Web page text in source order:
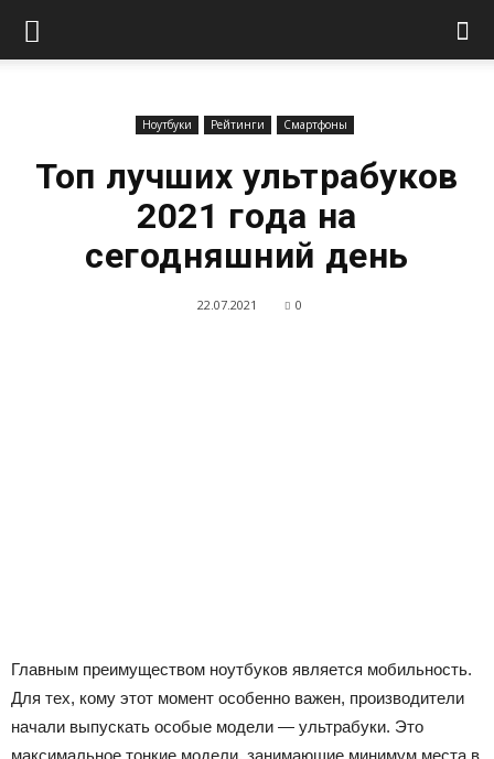
Ноутбуки Рейтинги Смартфоны
Топ лучших ультрабуков
2021 года на
сегодняшний день
22.07.2021 0
Главным преимуществом ноутбуков является мобильность.
Для тех, кому этот момент особенно важен, производители
начали выпускать особые модели — ультрабуки. Это